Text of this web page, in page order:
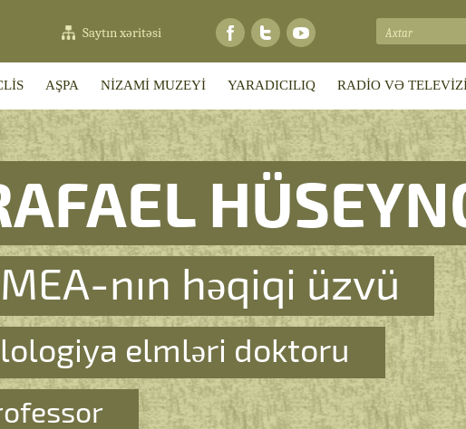
Saytın xəritəsi
AŞPA NİZAMİ MUZEYİ YARADICILIQ RADİO VƏ
nın həqiqi üzvü
elmləri doktoru